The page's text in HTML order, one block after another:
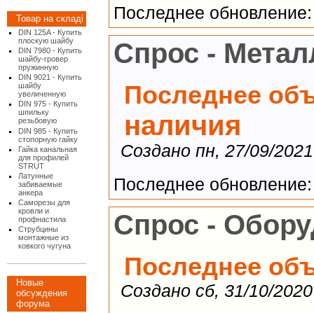
Товар на складі
DIN 125A - Купить
плоскую шайбу
DIN 7980 - Купить
шайбу-гровер
пружинную
DIN 9021 - Купить
шайбу
увеличенную
DIN 975 - Купить
шпильку
резьбовую
DIN 985 - Купить
стопорную гайку
Гайка канальная
для профилей
STRUT
Латунные
забиваемые
анкера
Саморезы для
кровли и
профнастила
Струбцины
монтажные из
ковкого чугуна
Новые
обсуждения
форума
Последнее
Спрос -
Последнее
наличия
Создано пн, 27/09/
Последнее
Спрос -
Последнее
Создано сб, 31/10/